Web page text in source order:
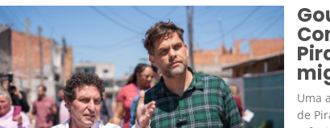
Uma
de